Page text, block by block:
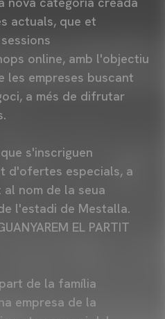
actuals, que et
online, amb l'objectiu
les empreses buscant
a més de difrutar
s'inscriguen
d'ofertes especials, a
nom de la seua
l'estadi de Mestalla.
EL PARTIT
de la família
empresa de la